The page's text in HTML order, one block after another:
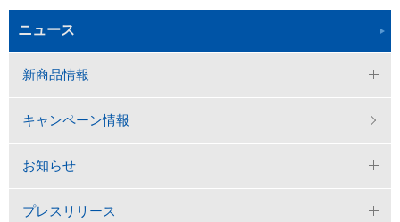
ニュース
新商品情報
キャンペーン情報
お知らせ
プレスリリース